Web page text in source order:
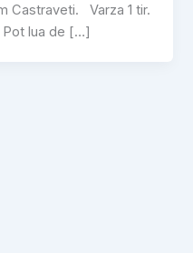
Castraveti. Varza 1 tir.
lua de […]